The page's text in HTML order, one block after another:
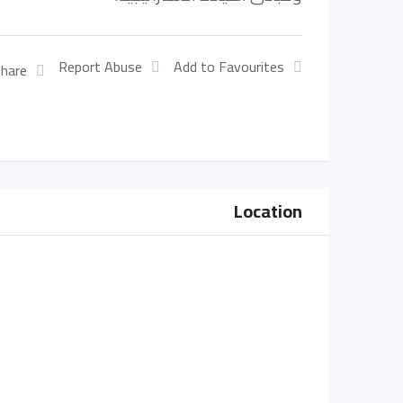
Add to Favourites
Report Abuse
Location